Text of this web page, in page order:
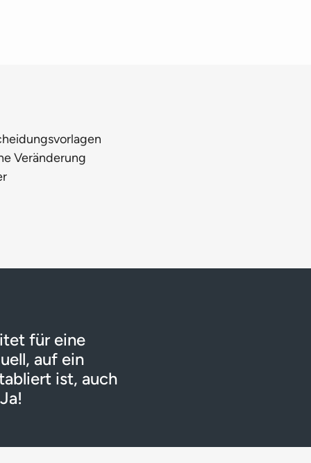
Veränderung
für eine
auf ein
ist, auch